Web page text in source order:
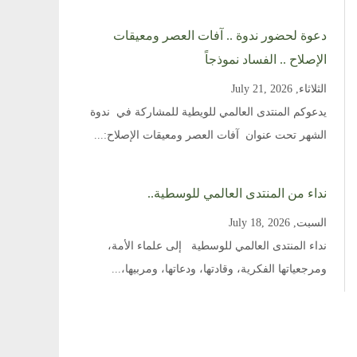
دعوة لحضور ندوة .. آفات العصر ومعيقات
الإصلاح .. الفساد نموذجاً
الثلاثاء, July 21, 2026
يدعوكم المنتدى العالمي للويطية للمشاركة في ندوة
الشهر تحت عنوان آفات العصر ومعيقات الإصلاح:...
نداء من المنتدى العالمي للوسطية..
السبت, July 18, 2026
نداء المنتدى العالمي للوسطية إلى علماء الأمة،
ومرجعياتها الفكرية، وقادتها، ودعاتها، ومربيها،...